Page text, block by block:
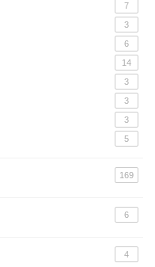
7
3
6
14
3
3
3
5
169
6
4